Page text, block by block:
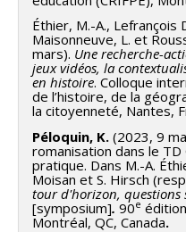
Éthier, M.-A., Lefrançois
Maisonneuve, L. et
mars). Une recherche-
jeux vidéos, la
en histoire. Colloque
de l’histoire, de la
la citoyenneté, Nantes,
Péloquin, K. (2023, 9
romanisation dans le
pratique. Dans M.-A.
Moisan et S. Hirsch
tour d'horizon, questions
[symposium]. 90e
Montréal, QC, Canada.